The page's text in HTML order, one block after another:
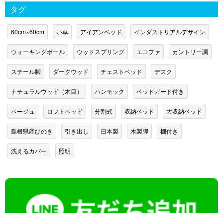
タグ
60cm×60cm い草 アイアンベッド インダストリアルデザイン
ウォーキングポール ウッドスプリング エコファ カントリー調
スチール脚 ダークウッド チェストベッド デスク
ナチュラルウッド（木目） ハンモック ベッドガード付き
ベージュ ロフトベッド 分割式 収納ベッド 大収納ベッド
島根県産ひのき 引き出し 日本製 木製脚 棚付き
洗えるカバー 照明